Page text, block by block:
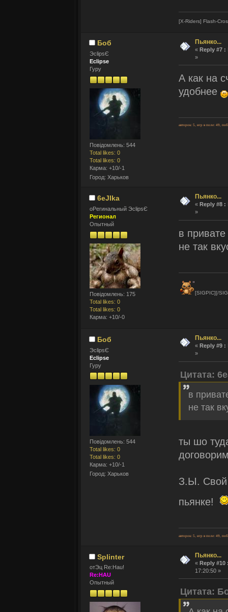
[X-Riders] Flash-
Боб
ЭclipsЄ
Eclipse
Гуру
Повідомлень: 544
Total likes: 0
Total likes: 0
Карма: +10/-1
Город: Харьков
Пьянко...
« Reply #7 :
»
А как на
удобнее
авторок: 5, игр в поле: 49,
6eJIka
оРегинальный ЭclipsЄ
Регионал
Опытный
Повідомлень: 175
Total likes: 0
Total likes: 0
Карма: +10/-0
Пьянко...
« Reply #8 :
»
в
не так
[SIGPIC][/
Боб
ЭclipsЄ
Eclipse
Гуру
Повідомлень: 544
Total likes: 0
Total likes: 0
Карма: +10/-1
Город: Харьков
Пьянко...
« Reply #9 :
»
Цитата:
в
не так
ты шо
З.Ы. Свой
пьянке!
авторок: 5, игр в поле: 49,
Splinter
отЭц Re:Hau!
Re:HAU
Опытный
Пьянко...
« Reply #10
17:20:50 »
Цитата: